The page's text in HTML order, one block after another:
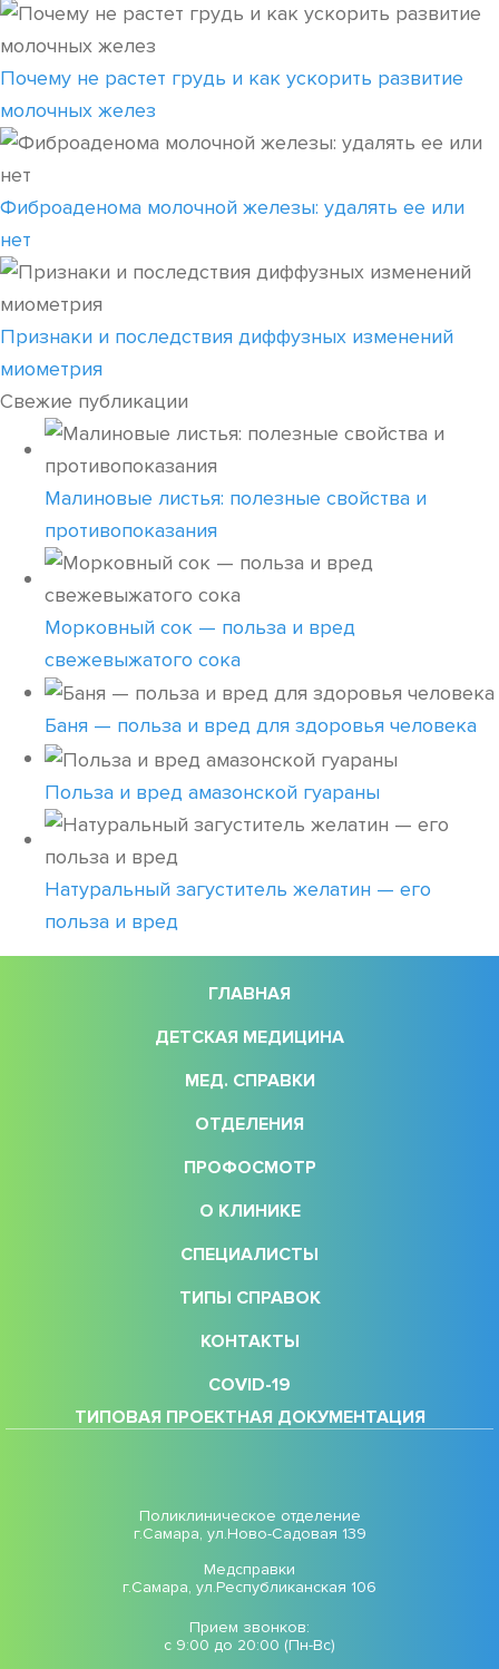
Почему не растет грудь и как ускорить развитие
молочных желез
Фиброаденома молочной железы: удалять ее или
нет
Признаки и последствия диффузных изменений
миометрия
Свежие публикации
Малиновые листья: полезные свойства и
противопоказания
Морковный сок — польза и вред
свежевыжатого сока
Баня — польза и вред для здоровья человека
Польза и вред амазонской гуараны
Натуральный загуститель желатин — его
польза и вред
ГЛАВНАЯ
ДЕТСКАЯ МЕДИЦИНА
МЕД. СПРАВКИ
ОТДЕЛЕНИЯ
ПРОФОСМОТР
О КЛИНИКЕ
СПЕЦИАЛИСТЫ
ТИПЫ СПРАВОК
КОНТАКТЫ
COVID-19
ТИПОВАЯ ПРОЕКТНАЯ ДОКУМЕНТАЦИЯ
Поликлиническое отделение
г.Самара, ул.Ново-Садовая 139
Медсправки
г.Самара, ул.Республиканская 106
Прием звонков:
с 9:00 до 20:00 (Пн-Вс)